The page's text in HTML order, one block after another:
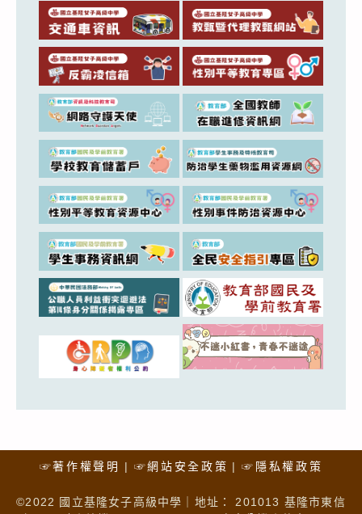
☞著作權聲明 ☞網站安全政策 ☞隱私權政策
©2022 國立基隆女子高級中學｜地址： 201013 基隆市東信